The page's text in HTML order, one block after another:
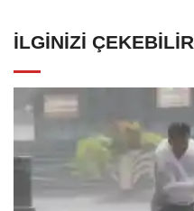
İLGINIZI ÇEKEBILIR